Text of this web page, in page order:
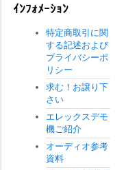
ｲﾝﾌｫﾒｰｼｮﾝ
特定商取引に関
する記述および
プライバシーポ
リシー
求む！お譲り下
さい
エレックスデモ
機ご紹介
オーディオ参考
資料